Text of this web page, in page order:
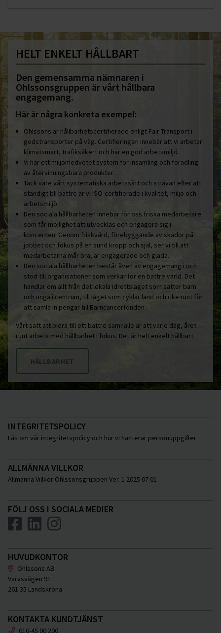
HELT ENKELT HÅLLBART
Den gemensamma nämnaren i
Ohlssonsgruppen är vårt hållbara
engagemang.
Här är några konkreta exempel:
Ohlssons är hållbarhetscertifierade enligt Fair Transport i
godstransporter på väg. Certifieringen innebär att vi arbetar
klimatsmart, trafiksäkert och har en god arbetsmiljö.
Vi har ett miljömedvetet system för insamling och förädling
av återvinningsbara produkter.
Tack vare vårt systematiska arbetssätt och strävan efter att
ständigt bli bättre är vi ISO-certifierade i kvalitet, miljö och
arbetsmiljö.
Den sociala hållbarheten innebär för oss friska medarbetare
som får möjlighet att utvecklas och engagera sig i
koncernen. Genom friskvård, förebyggande av skador på
jobbet och fokus på en sund kropp och själ, ser vi till att
medarbetarna mår bra, är engagerade och glada.
Den sociala hållbarheten består även av engagemang i och
stöd till organisationer som verkar för en bättre värld. Det
handlar om allt från det lokala idrottslaget som sätter barn
och unga i centrum, till laget som cyklar land och rike runt för
att samla in pengar till Barncancerfonden.
Vårt sätt att bidra till ett bättre samhälle är att varje dag, året
runt arbeta med hållbarhet i fokus. Det är helt enkelt hållbart.
HÅLLBARHET
INTEGRITETSPOLICY
Läs om vår integritetspolicy och hur vi hanterar personuppgifter
ALLMÄNNA VILLKOR
Allmänna Villkor Ohlssonsgruppen Ver. 1 2025 07 01
FÖLJ OSS I SOCIALA MEDIER
HUVUDKONTOR
Ohlssons AB
Varvsvägen 91
261 35 Landskrona
KONTAKTA KUNDTJÄNST
010-45 00 200